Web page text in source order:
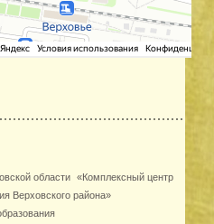
области «Комплексный центр
Верховского района»